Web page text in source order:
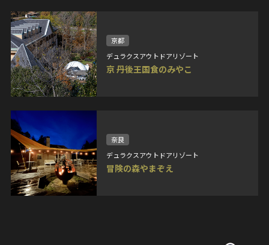
京都
デュラクスアウトドアリゾート
京 丹後王国食のみやこ
奈良
デュラクスアウトドアリゾート
冒険の森やまぞえ